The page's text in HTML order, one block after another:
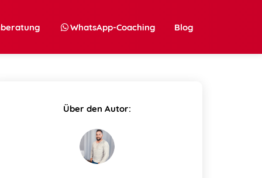
WhatsApp-Coaching Blog
Über den Autor: